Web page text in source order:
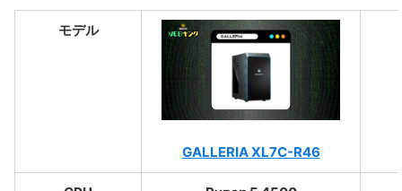
モデル
GALLERIA XL7C-R46